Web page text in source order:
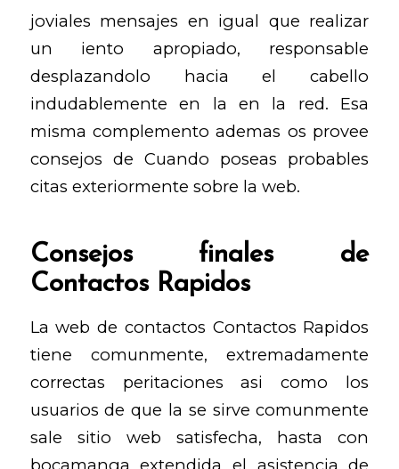
joviales mensajes en igual que realizar
un iento apropiado, responsable
desplazandolo hacia el cabello
indudablemente en la en la red. Esa
misma complemento ademas os provee
consejos de Cuando poseas probables
citas exteriormente sobre la web.
Consejos finales de
Contactos Rapidos
La web de contactos Contactos Rapidos
tiene comunmente, extremadamente
correctas peritaciones asi­ como los
usuarios de que la se sirve comunmente
sale sitio web satisfecha, hasta con